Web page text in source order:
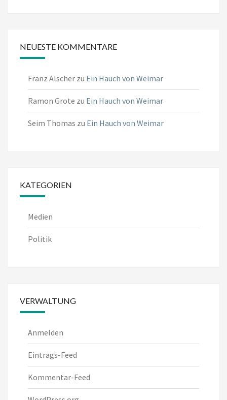
NEUESTE KOMMENTARE
Franz Alscher zu Ein Hauch von Weimar
Ramon Grote zu Ein Hauch von Weimar
Seim Thomas zu Ein Hauch von Weimar
KATEGORIEN
Medien
Politik
VERWALTUNG
Anmelden
Eintrags-Feed
Kommentar-Feed